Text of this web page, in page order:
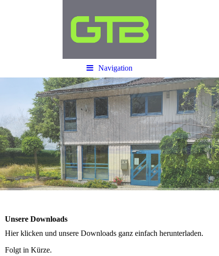
Navigation
Unsere Downloads
Hier klicken und unsere Downloads ganz einfach herunterladen.
Folgt in Kürze.